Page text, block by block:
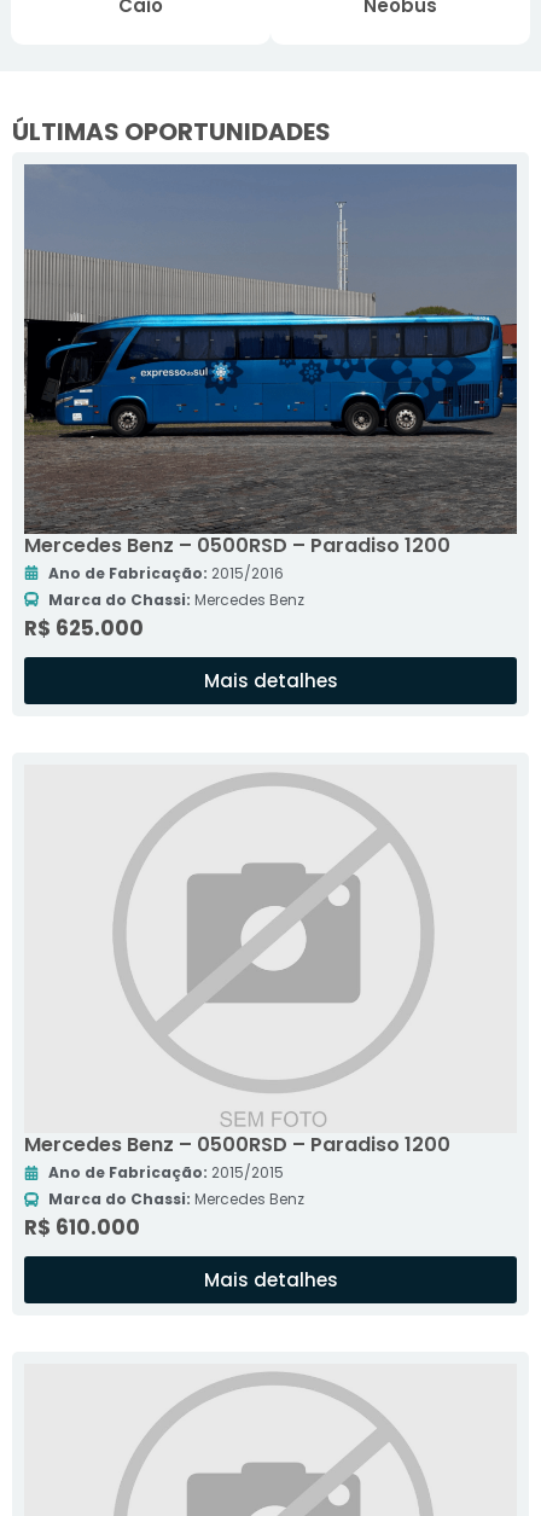
Caio Neobus
ÚLTIMAS OPORTUNIDADES
Mercedes Benz – 0500RSD – Paradiso 1200
Ano de Fabricação: 2015/2016
Marca do Chassi: Mercedes Benz
R$ 625.000
Mais detalhes
Mercedes Benz – 0500RSD – Paradiso 1200
Ano de Fabricação: 2015/2015
Marca do Chassi: Mercedes Benz
R$ 610.000
Mais detalhes